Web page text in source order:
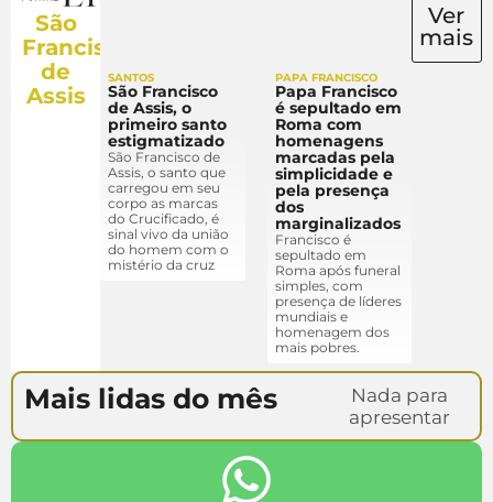
São
Francisco
de
Assis
SANTOS
São Francisco
de Assis, o
primeiro santo
estigmatizado
São Francisco de
Assis, o santo que
carregou em seu
corpo as marcas
do Crucificado, é
sinal vivo da união
do homem com o
mistério da cruz
PAPA FRANCISCO
Papa Francisco
é sepultado em
Roma com
homenagens
marcadas pela
simplicidade e
pela presença
dos
marginalizados
Francisco é
sepultado em
Roma após funeral
simples, com
presença de líderes
mundiais e
homenagem dos
mais pobres.
Ver
mais
Mais lidas do mês
Nada para
apresentar